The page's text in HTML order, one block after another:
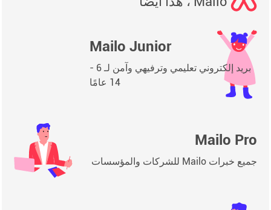
Mailo Junior
بريد إلكتروني تعليمي وترفيهي وآمن لـ 6 -
14 عامًا
Mailo Pro
جميع خبرات Mailo للشركات والمؤسسات